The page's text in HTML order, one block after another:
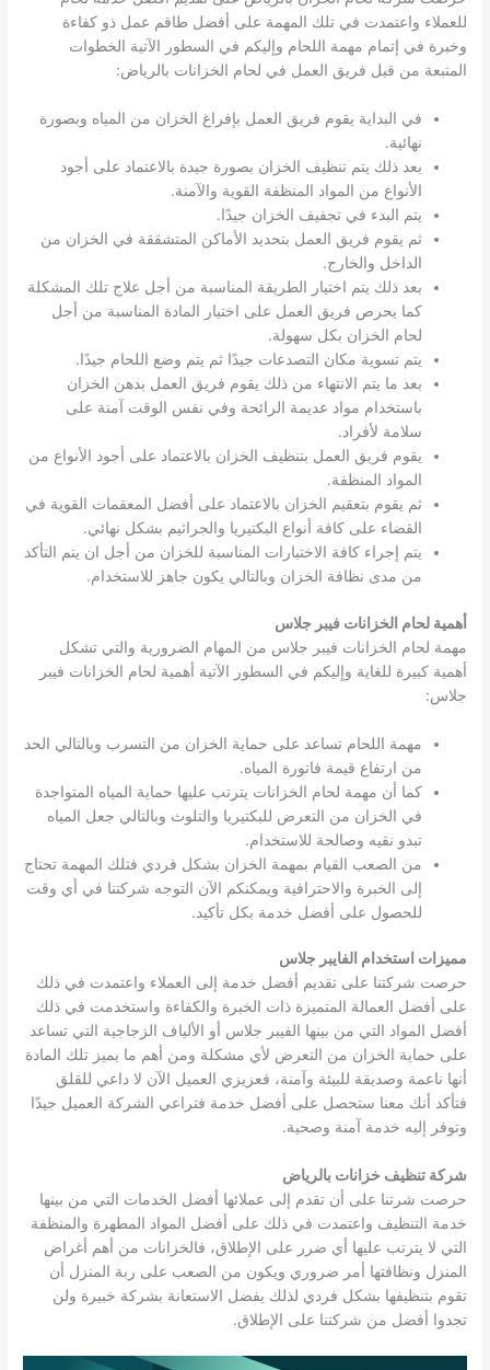
للعملاء واعتمدت في تلك المهمة على أفضل طاقم عمل ذو كفاءة
وخبرة في إتمام مهمة اللحام وإليكم في السطور الآتية الخطوات
المتبعة من قبل فريق العمل في لحام الخزانات بالرياض:
في البداية يقوم فريق العمل بإفراغ الخزان من المياه وبصورة
نهائية.
بعد ذلك يتم تنظيف الخزان بصورة جيدة بالاعتماد على أجود
الأنواع من المواد المنظفة القوية والآمنة.
يتم البدء في تجفيف الخزان جيدًا.
ثم يقوم فريق العمل بتحديد الأماكن المتشققة في الخزان من
الداخل والخارج.
بعد ذلك يتم اختيار الطريقة المناسبة من أجل علاج تلك المشكلة
كما يحرص فريق العمل على اختيار المادة المناسبة من أجل
لحام الخزان بكل سهولة.
يتم تسوية مكان التصدعات جيدًا ثم يتم وضع اللحام جيدًا.
بعد ما يتم الانتهاء من ذلك يقوم فريق العمل بدهن الخزان
باستخدام مواد عديمة الرائحة وفي نفس الوقت آمنة على
سلامة لأفراد.
يقوم فريق العمل بتنظيف الخزان بالاعتماد على أجود الأنواع من
المواد المنظفة.
ثم يقوم بتعقيم الخزان بالاعتماد على أفضل المعقمات القوية في
القضاء على كافة أنواع البكتيريا والجراثيم بشكل نهائي.
يتم إجراء كافة الاختبارات المناسبة للخزان من أجل ان يتم التأكد
من مدى نظافة الخزان وبالتالي يكون جاهز للاستخدام.
أهمية لحام الخزانات فيبر جلاس
مهمة لحام الخزانات فيبر جلاس من المهام الضرورية والتي تشكل
أهمية كبيرة للغاية وإليكم في السطور الآتية أهمية لحام الخزانات فيبر
جلاس:
مهمة اللحام تساعد على حماية الخزان من التسرب وبالتالي الحد
من ارتفاع قيمة فاتورة المياه.
كما أن مهمة لحام الخزانات يترتب عليها حماية المياه المتواجدة
في الخزان من التعرض للبكتيريا والتلوث وبالتالي جعل المياه
تبدو نقيه وصالحة للاستخدام.
من الصعب القيام بمهمة الخزان بشكل فردي فتلك المهمة تحتاج
إلى الخبرة والاحترافية ويمكنكم الآن التوجه شركتنا في أي وقت
للحصول على أفضل خدمة بكل تأكيد.
مميزات استخدام الفايبر جلاس
حرصت شركتنا على تقديم أفضل خدمة إلى العملاء واعتمدت في ذلك
على أفضل العمالة المتميزة ذات الخبرة والكفاءة واستخدمت في ذلك
أفضل المواد التي من بينها الفيبر جلاس أو الألياف الزجاجية التي تساعد
على حماية الخزان من التعرض لأي مشكلة ومن أهم ما يميز تلك المادة
أنها ناعمة وصديقة للبيئة وآمنة، فعزيزي العميل الآن لا داعي للقلق
فتأكد أنك معنا ستحصل على أفضل خدمة فتراعي الشركة العميل جيدًا
وتوفر إليه خدمة آمنة وصحية.
شركة تنظيف خزانات بالرياض
حرصت شرتنا على أن تقدم إلى عملائها أفضل الخدمات التي من بينها
خدمة التنظيف واعتمدت في ذلك على أفضل المواد المطهرة والمنظفة
التي لا يترتب عليها أي ضرر على الإطلاق، فالخزانات من أهم أغراض
المنزل ونظافتها أمر ضروري ويكون من الصعب على ربة المنزل أن
تقوم بتنظيفها بشكل فردي لذلك يفضل الاستعانة بشركة خبيرة ولن
تجدوا أفضل من شركتنا على الإطلاق.